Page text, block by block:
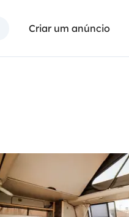
Criar um anúncio